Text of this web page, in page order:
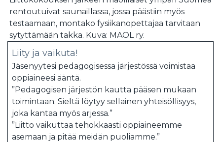
rentoutuivat saunaillassa, jossa päästiin myös
testaamaan, montako fysiikanopettajaa tarvitaan
sytyttämään takka. Kuva: MAOL ry.
Liity ja vaikuta!
Jäsenyytesi pedagogisessa järjestössä voimistaa
oppiaineesi ääntä.
”Pedagogisen järjestön kautta pääsen mukaan
toimintaan. Sieltä löytyy sellainen yhteisöllisyys,
joka kantaa myös arjessa.”
”Liitto vaikuttaa tehokkaasti oppiaineemme
asemaan ja pitää meidän puoliamme.”